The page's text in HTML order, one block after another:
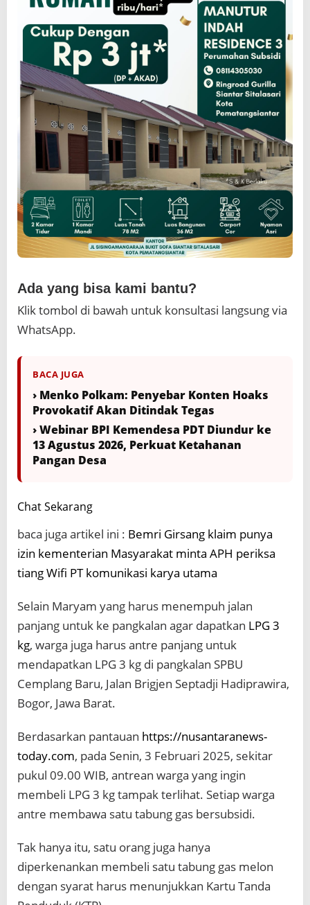
Ada yang bisa kami bantu?
Klik tombol di bawah untuk konsultasi langsung via
WhatsApp.
BACA JUGA
› Menko Polkam: Penyebar Konten Hoaks
Provokatif Akan Ditindak Tegas
› Webinar BPI Kemendesa PDT Diundur ke
13 Agustus 2026, Perkuat Ketahanan
Pangan Desa
Chat Sekarang
baca juga artikel ini : Bemri Girsang klaim punya
izin kementerian Masyarakat minta APH periksa
tiang Wifi PT komunikasi karya utama
Selain Maryam yang harus menempuh jalan
panjang untuk ke pangkalan agar dapatkan LPG 3
kg, warga juga harus antre panjang untuk
mendapatkan LPG 3 kg di pangkalan SPBU
Cemplang Baru, Jalan Brigjen Septadji Hadiprawira,
Bogor, Jawa Barat.
Berdasarkan pantauan https://nusantaranews-
today.com, pada Senin, 3 Februari 2025, sekitar
pukul 09.00 WIB, antrean warga yang ingin
membeli LPG 3 kg tampak terlihat. Setiap warga
antre membawa satu tabung gas bersubsidi.
Tak hanya itu, satu orang juga hanya
diperkenankan membeli satu tabung gas melon
dengan syarat harus menunjukkan Kartu Tanda